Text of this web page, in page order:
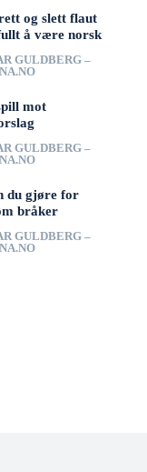
og slett flaut
å være norsk
GULDBERG –
mot
GULDBERG –
du gjøre for
bråker
GULDBERG –